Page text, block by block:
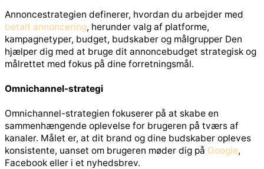
Annoncestrategien definerer, hvordan du arbejder med
betalt annoncering, herunder valg af platforme,
kampagnetyper, budget, budskaber og målgrupper Den
hjælper dig med at bruge dit annoncebudget strategisk og
målrettet med fokus på dine forretningsmål.
Omnichannel-strategi
Omnichannel-strategien fokuserer på at skabe en
sammenhængende oplevelse for brugeren på tværs af
kanaler. Målet er, at dit brand og dine budskaber opleves
konsistente, uanset om brugeren møder dig på Google,
Facebook eller i et nyhedsbrev.